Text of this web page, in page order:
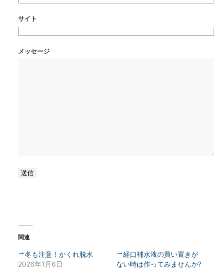
サイト
メッセージ
送信
関連
冬も注意！かくれ脱水
2026年1月6日
経口補水液の買い置きが
ない時は作ってみませんか?